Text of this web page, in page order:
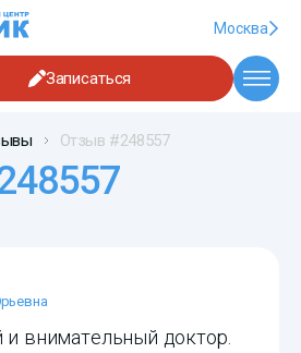
Москва
Записаться
Отзыв #248557
внимательный доктор.